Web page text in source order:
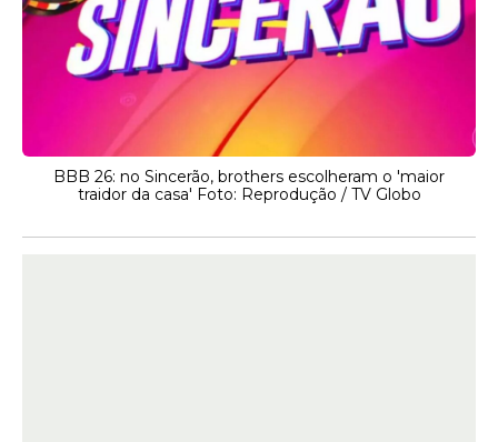
BBB 26: no Sincerão, brothers escolheram o 'maior
traidor da casa' Foto: Reprodução / TV Globo